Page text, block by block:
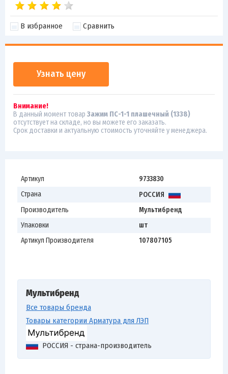
В избранное Сравнить
Узнать цену
Внимание!
В данный момент товар Зажим ПС-1-1 плашечный (1338)
отсутствует на складе, но вы можете его заказать.
Срок доставки и актуальную стоимость уточняйте у менеджера.
Артикул
9733830
Страна
РОССИЯ
Производитель
Мультибренд
Упаковки
шт
Артикул Производителя
107807105
Мультибренд
Все товары бренда
Товары категории Арматура для ЛЭП
РОССИЯ - страна-производитель